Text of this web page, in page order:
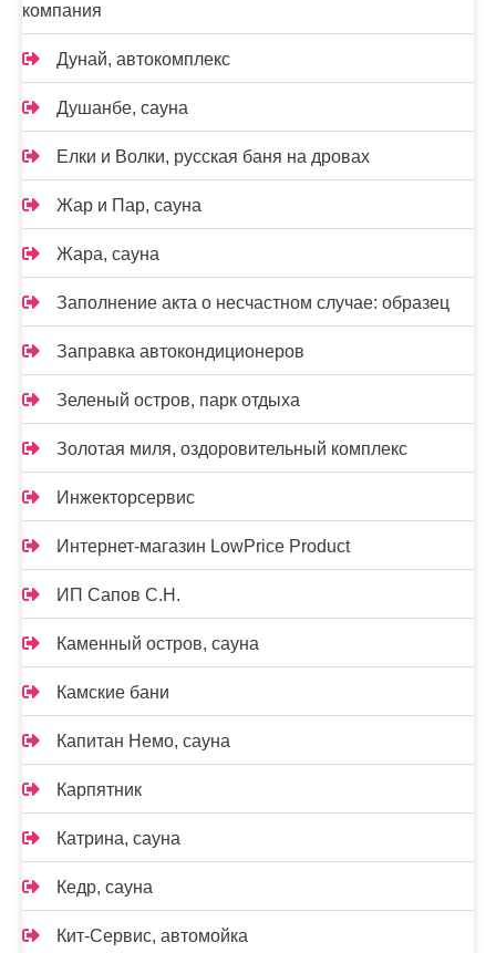
компания
Дунай, автокомплекс
Душанбе, сауна
Елки и Волки, русская баня на дровах
Жар и Пар, сауна
Жара, сауна
Заполнение акта о несчастном случае: образец
Заправка автокондиционеров
Зеленый остров, парк отдыха
Золотая миля, оздоровительный комплекс
Инжекторсервис
Интернет-магазин LowPrice Product
ИП Сапов С.Н.
Каменный остров, сауна
Камские бани
Капитан Немо, сауна
Карпятник
Катрина, сауна
Кедр, сауна
Кит-Сервис, автомойка